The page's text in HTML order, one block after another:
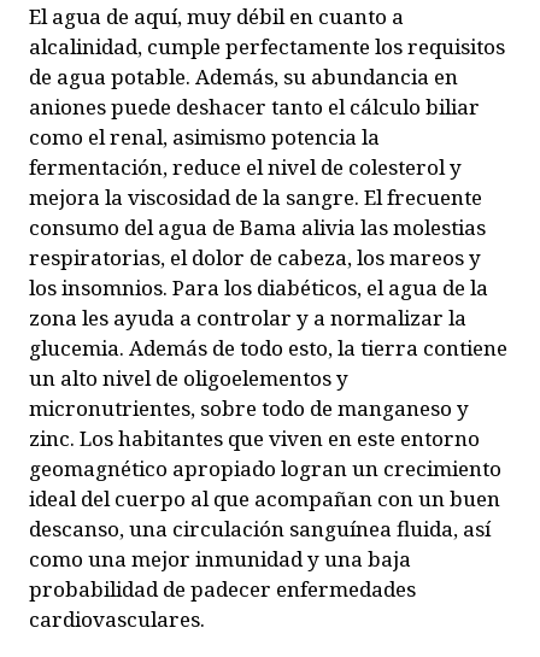
El agua de aquí, muy débil en cuanto a
alcalinidad, cumple perfectamente los requisitos
de agua potable. Además, su abundancia en
aniones puede deshacer tanto el cálculo biliar
como el renal, asimismo potencia la
fermentación, reduce el nivel de colesterol y
mejora la viscosidad de la sangre. El frecuente
consumo del agua de Bama alivia las molestias
respiratorias, el dolor de cabeza, los mareos y
los insomnios. Para los diabéticos, el agua de la
zona les ayuda a controlar y a normalizar la
glucemia. Además de todo esto, la tierra contiene
un alto nivel de oligoelementos y
micronutrientes, sobre todo de manganeso y
zinc. Los habitantes que viven en este entorno
geomagnético apropiado logran un crecimiento
ideal del cuerpo al que acompañan con un buen
descanso, una circulación sanguínea fluida, así
como una mejor inmunidad y una baja
probabilidad de padecer enfermedades
cardiovasculares.